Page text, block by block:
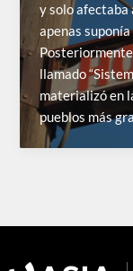
y solo afectaba
apenas
llamado
materializó en
pueblos más